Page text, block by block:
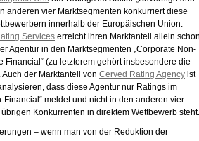
anderen vier Marktsegmenten konkurriert diese
innerhalb der Europäischen Union.
Services erreicht ihren Marktanteil allein
Agentur in den Marktsegmenten „Corporate Non-
Financial“ (zu letzterem gehört insbesondere die
der Marktanteil von Cerved Rating Agency ist
dass diese Agentur nur Ratings im
Financial“ meldet und nicht in den anderen vier
Konkurrenten in direktem Wettbewerb steht.
– wenn man von der Reduktion der